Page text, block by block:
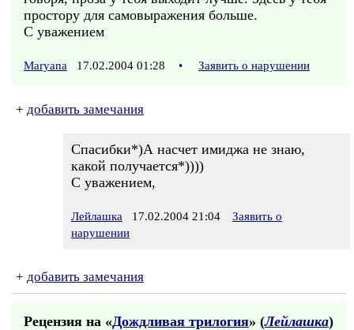
простору для самовыражения больше.
С уважением
Maryana 17.02.2004 01:28 • Заявить о нарушении
+ добавить замечания
Спасибки*)А насчет имиджа не знаю,
какой получается*))))
С уважением,
Лейлашка 17.02.2004 21:04
Заявить о
нарушении
+ добавить замечания
Рецензия на «Дождливая трилогия» (Лейлашка)